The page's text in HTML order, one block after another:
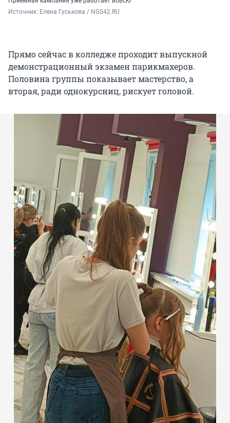
Источник: Елена Гуськова / NGS42.RU
Прямо сейчас в колледже проходит выпускной
демонстрационный экзамен парикмахеров.
Половина группы показывает мастерство, а
вторая, ради однокурсниц, рискует головой.